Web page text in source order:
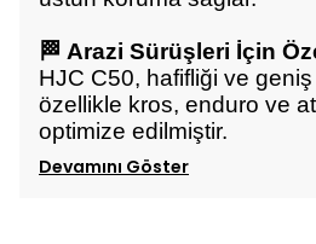
🏁 Arazi Sürüşleri İçin
HJC C50, hafifliği ve geniş
özellikle kros, enduro ve
optimize edilmiştir.
Devamını Göster